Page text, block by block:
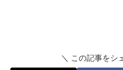
＼ この記事をシ